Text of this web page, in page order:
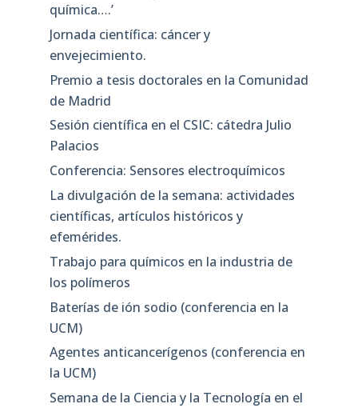
química….’
Jornada científica: cáncer y
envejecimiento.
Premio a tesis doctorales en la Comunidad
de Madrid
Sesión científica en el CSIC: cátedra Julio
Palacios
Conferencia: Sensores electroquímicos
La divulgación de la semana: actividades
científicas, artículos históricos y
efemérides.
Trabajo para químicos en la industria de
los polímeros
Baterías de ión sodio (conferencia en la
UCM)
Agentes anticancerígenos (conferencia en
la UCM)
Semana de la Ciencia y la Tecnología en el